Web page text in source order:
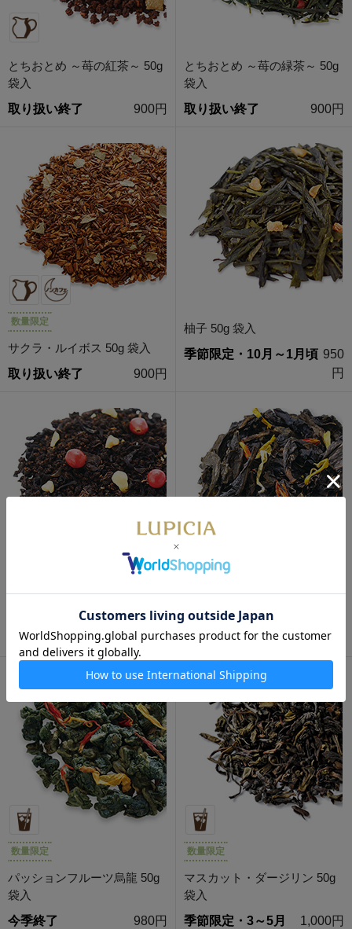
とちおとめ ～苺の紅茶～ 50g
袋入
取り扱い終了
900円
とちおとめ ～苺の緑茶～ 50g
袋入
取り扱い終了
900円
数量限定
サクラ・ルイボス 50g 袋入
取り扱い終了
900円
柚子 50g 袋入
季節限定・10月～1月頃 950
円
トリック オ ティー 50g 袋入
今季終了
950円
焚火 50g 袋入
季節限定・10月～2月頃
数量限定
パッションフルーツ烏龍 50g
袋入
今季終了
980円
数量限定
マスカット・ダージリン 50g
袋入
季節限定・3～5月
1,000円